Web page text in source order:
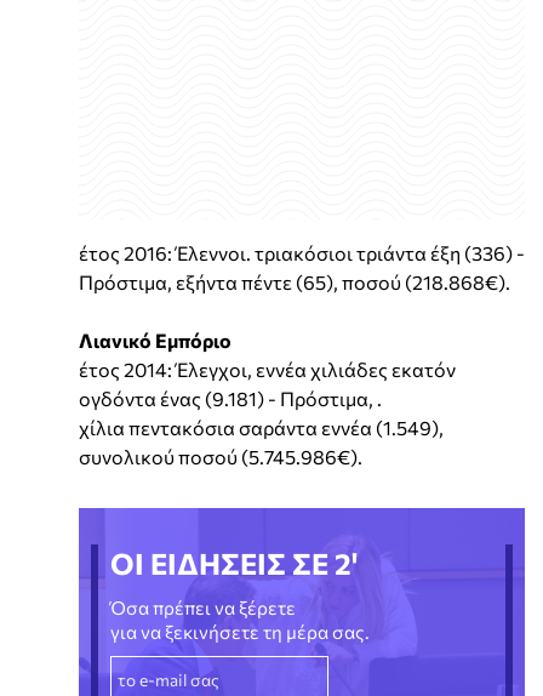
έτος 2016: Έλεννοι. τριακόσιοι τριάντα έξη (336) -
Πρόστιμα, εξήντα πέντε (65), ποσού (218.868€).
Λιανικό Εμπόριο
έτος 2014: Έλεγχοι, εννέα χιλιάδες εκατόν
ογδόντα ένας (9.181) - Πρόστιμα, .
χίλια πεντακόσια σαράντα εννέα (1.549),
συνολικού ποσού (5.745.986€).
ΟΙ ΕΙΔΗΣΕΙΣ ΣΕ 2'
Όσα πρέπει να ξέρετε
για να ξεκινήσετε τη μέρα σας.